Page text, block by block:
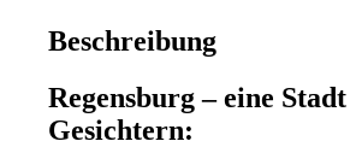
Menge
Beschreibung
Regensburg – eine
Gesichtern: